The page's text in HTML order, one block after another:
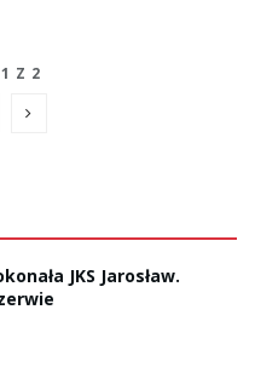
Z 2
JKS Jarosław.